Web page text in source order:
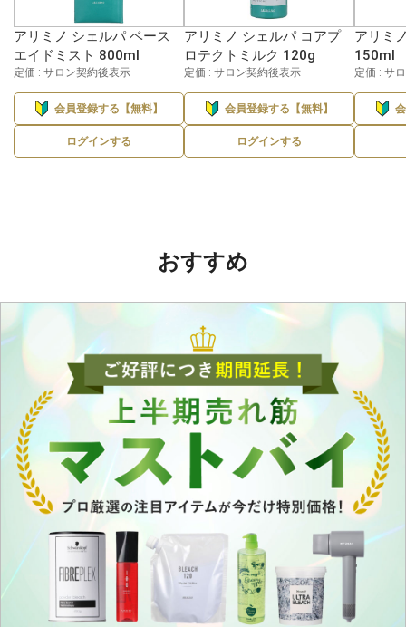
アリミノ シェルパ ベース
エイドミスト 800ml
定価 : サロン契約後表示
会員登録する【無料】
ログインする
アリミノ シェルパ コアプ
ロテクトミルク 120g
定価 : サロン契約後表示
会員登録する【無料】
ログインする
アリミ
150ml
定価 : サ
おすすめ